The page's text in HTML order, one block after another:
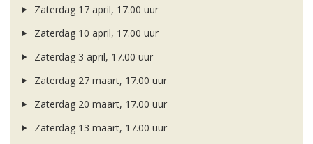
Zaterdag 17 april, 17.00 uur
Zaterdag 10 april, 17.00 uur
Zaterdag 3 april, 17.00 uur
Zaterdag 27 maart, 17.00 uur
Zaterdag 20 maart, 17.00 uur
Zaterdag 13 maart, 17.00 uur